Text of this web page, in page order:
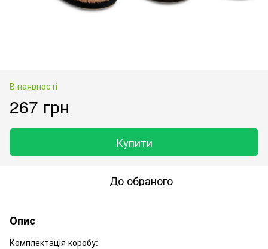
В наявності
267 грн
Купити
До обраного
Опис
Комплектація коробу: